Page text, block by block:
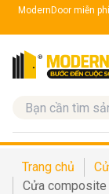
ModernDoor miễn
Trang chủ
Cửa composite